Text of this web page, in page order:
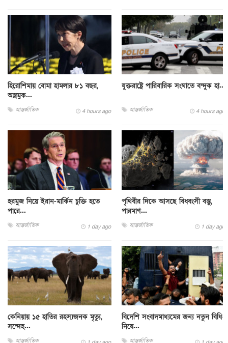
হিরোশিমায় বোমা হামলার ৮১ বছর,
অস্ত্রমুক...
আন্তর্জাতিক 4 hours ago
যুক্তরাষ্ট্রে পারিবারিক সংঘাতে বন্দুক হা...
আন্তর্জাতিক 4 hours ago
হরমুজ নিয়ে ইরান-মার্কিন চুক্তি হতে
পারে...
আন্তর্জাতিক 1 day ago
পৃথিবীর দিকে আসছে বিধ্বংসী বস্তু,
পারমাণ...
আন্তর্জাতিক 1 day ago
কেনিয়ায় ১৫ হাতির রহস্যজনক মৃত্যু,
সন্দেহ...
আন্তর্জাতিক
বিদেশি সংবাদমাধ্যমের জন্য নতুন বিধি-
নিষে...
আন্তর্জাতিক